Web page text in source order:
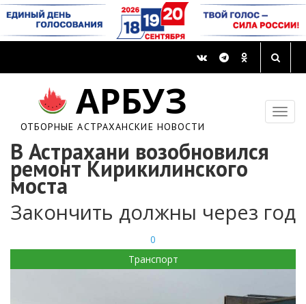
АРБУЗ
ОТБОРНЫЕ АСТРАХАНСКИЕ НОВОСТИ
В Астрахани возобновился
ремонт Кирикилинского
моста
Закончить должны через год
0
Транспорт